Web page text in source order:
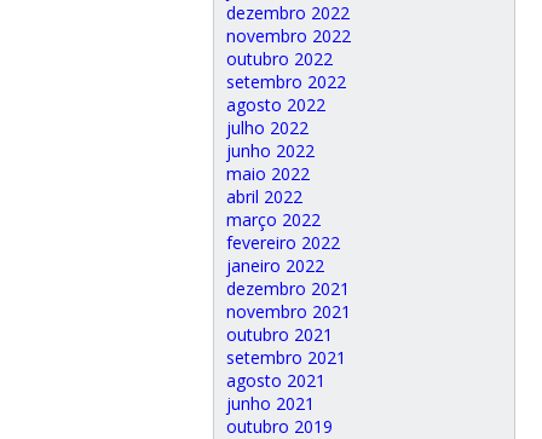
dezembro 2022
novembro 2022
outubro 2022
setembro 2022
agosto 2022
julho 2022
junho 2022
maio 2022
abril 2022
março 2022
fevereiro 2022
janeiro 2022
dezembro 2021
novembro 2021
outubro 2021
setembro 2021
agosto 2021
junho 2021
outubro 2019